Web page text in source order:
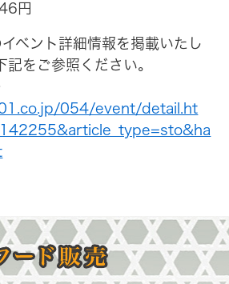
円
ベント詳細情報を掲載いたし
記をご参照ください。
054/event/detail.ht